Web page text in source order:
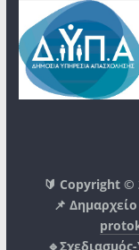
🔰 Copyright
📌